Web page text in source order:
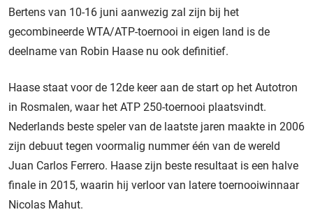
Bertens van 10-16 juni aanwezig zal zijn bij het
gecombineerde WTA/ATP-toernooi in eigen land is de
deelname van Robin Haase nu ook definitief.
Haase staat voor de 12de keer aan de start op het Autotron
in Rosmalen, waar het ATP 250-toernooi plaatsvindt.
Nederlands beste speler van de laatste jaren maakte in 2006
zijn debuut tegen voormalig nummer één van de wereld
Juan Carlos Ferrero. Haase zijn beste resultaat is een halve
finale in 2015, waarin hij verloor van latere toernooiwinnaar
Nicolas Mahut.